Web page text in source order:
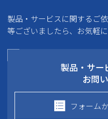
製品・サービスに関するご
等ございましたら、お気軽
製品・サー
お問
フォーム